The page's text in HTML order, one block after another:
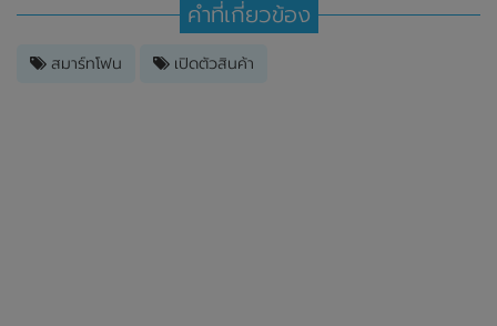
คำที่เกี่ยวข้อง
สมาร์ทโฟน เปิดตัวสินค้า